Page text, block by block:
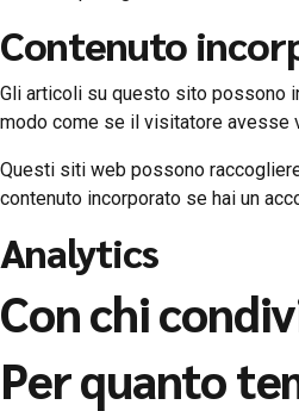
Contenuto
Gli articoli su questo sito possono
modo come se il visitatore avesse
Questi siti web possono
contenuto incorporato se hai un
Analytics
Con chi
Per quanto